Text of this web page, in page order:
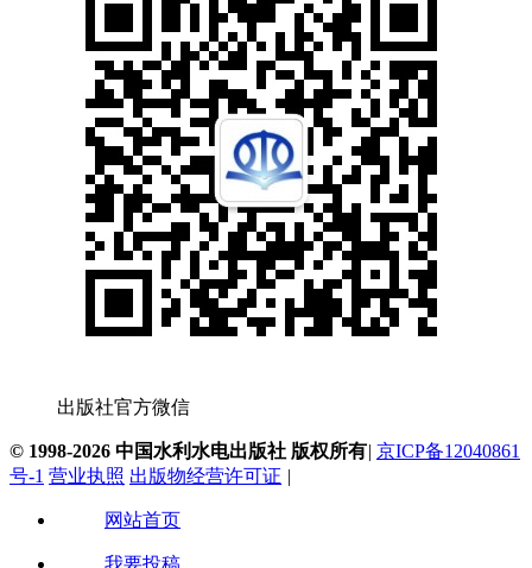
出版社官方微信
© 1998-2026 中国水利水电出版社 版权所有| 京ICP备12040861
号-1 营业执照 出版物经营许可证 |
网站首页
我要投稿